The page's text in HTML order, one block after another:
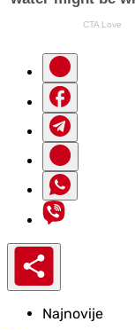
Najnovije